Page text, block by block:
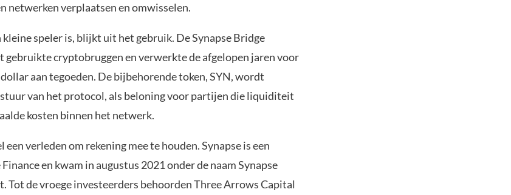
netwerken verplaatsen en omwisselen.
speler is, blijkt uit het gebruik. De Synapse Bridge
gebruikte cryptobruggen en verwerkte de afgelopen jaren voor
aan tegoeden. De bijbehorende token, SYN, wordt
van het protocol, als beloning voor partijen die liquiditeit
kosten binnen het netwerk.
verleden om rekening mee te houden. Synapse is een
en kwam in augustus 2021 onder de naam Synapse
Tot de vroege investeerders behoorden Three Arrows Capital